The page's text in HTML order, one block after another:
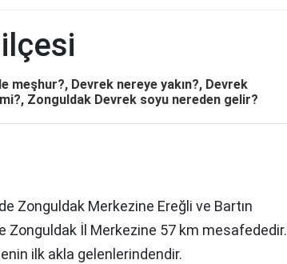
meşhur?, Devrek nereye yakın?, Devrek
Zonguldak Devrek soyu nereden gelir?
Zonguldak Merkezine Ereğli ve Bartın
Zonguldak İl Merkezine 57 km mesafededir.
ilk akla gelenlerindendir.